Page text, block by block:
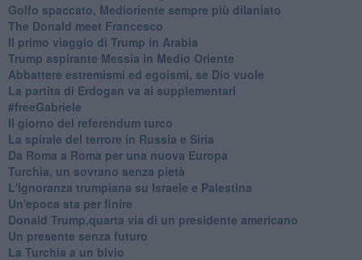
Golfo spaccato, Medioriente sempre più dilaniato
The Donald meet Francesco
Il primo viaggio di Trump in Arabia
Trump aspirante Messia in Medio Oriente
Abbattere estremismi ed egoismi, se Dio vuole
La partita di Erdogan va ai supplementari
#freeGabriele
Il giorno del referendum turco
La spirale del terrore in Russia e Siria
Da Roma a Roma per una nuova Europa
Turchia, un sovrano senza pietà
L'ignoranza trumpiana su Israele e Palestina
Un'epoca sta per finire
Donald Trump,quarta via di un presidente americano
Un presente senza futuro
La Turchia a un bivio